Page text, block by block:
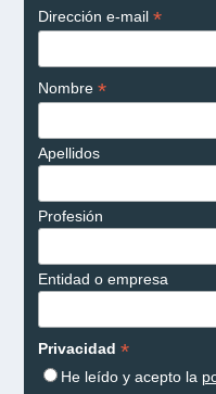
Dirección e-mail *
Nombre *
Apellidos
Profesión
Entidad o empresa
Privacidad *
He leído y acepto la